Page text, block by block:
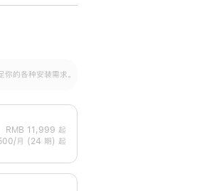
围。
的各种安装需求。
RMB 11,999 起
月 (24 期) 起